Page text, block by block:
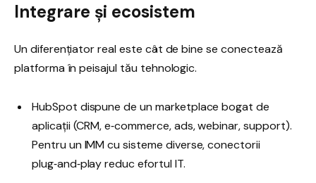
Integrare și ecosistem
Un diferențiator real este cât de bine se conectează
platforma în peisajul tău tehnologic.
HubSpot dispune de un marketplace bogat de
aplicații (CRM, e‑commerce, ads, webinar, support).
Pentru un IMM cu sisteme diverse, conectorii
plug‑and‑play reduc efortul IT.